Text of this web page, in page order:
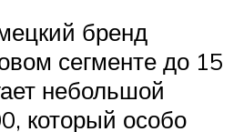
бренд
сегменте до 15
небольшой
который особо